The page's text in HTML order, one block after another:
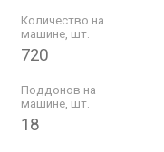
Количество на
машине, шт.
720
Поддонов на
машине, шт.
18